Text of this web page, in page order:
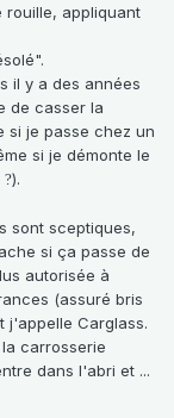
rouille, appliquant
il y a des années
de casser la
si je passe chez un
si je démonte le
?).
sont sceptiques,
si ça passe de
autorisée à
(assuré bris
j'appelle Carglass.
carrosserie
dans l'abri et ...